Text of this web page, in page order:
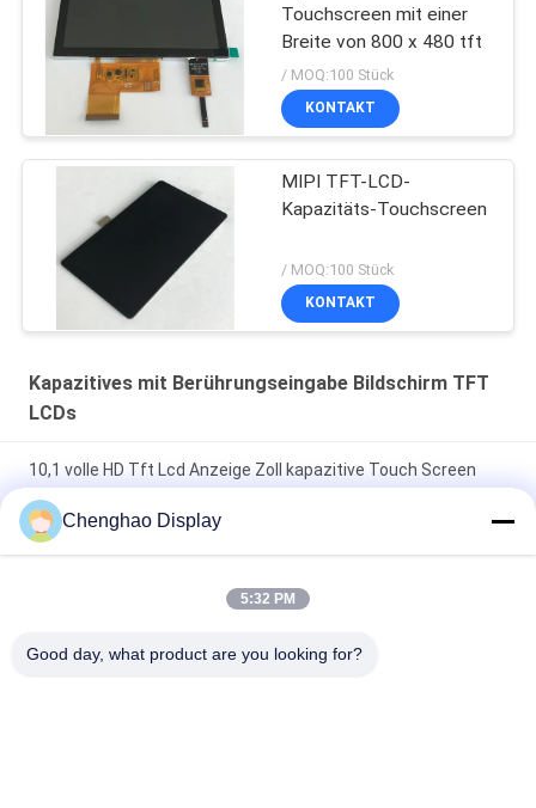
Touchscreen mit einer
Breite von 800 x 480 tft
/ MOQ:100 Stück
KONTAKT
MIPI TFT-LCD-
Kapazitäts-Touchscreen
/ MOQ:100 Stück
KONTAKT
Kapazitives mit Berührungseingabe Bildschirm TFT
LCDs
10,1 volle HD Tft Lcd Anzeige Zoll kapazitive Touch Screen
Modul-800*1280
3.5" CTP-Industrial Capacitive Touchscreen 320x480
RGB-Schnittstelle
Chenghao Display
5:32 PM
Good day, what product are you looking for?